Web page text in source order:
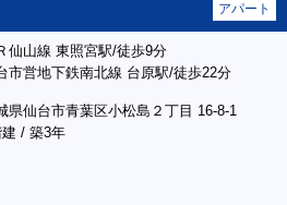
アパート
仙山線 東照宮駅/徒歩9分
市営地下鉄南北線 台原駅/徒歩22分
県仙台市青葉区小松島２丁目 16-8-1
/ 築3年